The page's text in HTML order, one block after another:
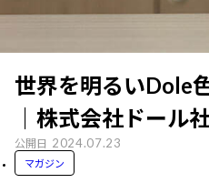
世界を明るいDole
｜株式会社ドール
公開日 2024.07.23
マガジン